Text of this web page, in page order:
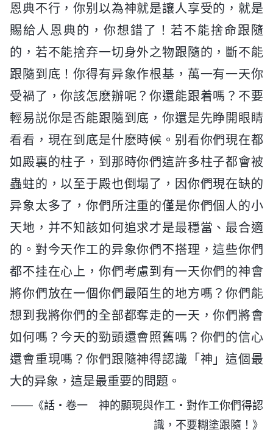
恩典不行，你别以為神就是讓人享受的，就是
賜給人恩典的，你想錯了！若不能捨命跟隨
的，若不能捨弃一切身外之物跟隨的，斷不能
跟隨到底！你得有异象作根基，萬一有一天你
受禍了，你該怎麽辦呢？你還能跟着嗎？不要
輕易説你是否能跟隨到底，你還是先睁開眼睛
看看，現在到底是什麽時候。别看你們現在都
如殿裏的柱子，到那時你們這許多柱子都會被
蟲蛀的，以至于殿也倒塌了，因你們現在缺的
异象太多了，你們所注重的僅是你們個人的小
天地，并不知該如何追求才是最穩當、最合適
的。對今天作工的异象你們不搭理，這些你們
都不挂在心上，你們考慮到有一天你們的神會
將你們放在一個你們最陌生的地方嗎？你們能
想到我將你們的全部都奪走的一天，你們將會
如何嗎？今天的勁頭還會照舊嗎？你們的信心
還會重現嗎？你們跟隨神得認識「神」這個最
大的异象，這是最重要的問題。
——《話・卷一 神的顯現與作工・對作工你們得認
識，不要糊塗跟隨！》